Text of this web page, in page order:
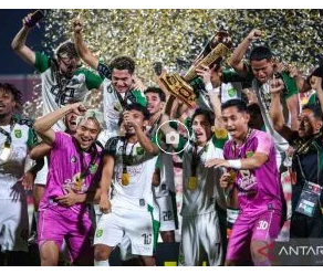
(1/7/2026). Badan Pusat Statistik
(wisman) ke Indonesia
atau tumbuh 7,68 persen
kunjungan. ANTARA FOTO/